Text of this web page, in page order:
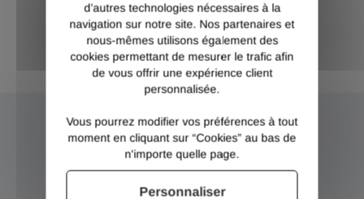
NEWSLETTER
Inscrivez-vous et recevez nos bons plans
d’autres technologies nécessaires à la
navigation sur notre site. Nos partenaires et
nous-mêmes utilisons également des
cookies permettant de mesurer le trafic afin
de vous offrir une expérience client
personnalisée.
Vous pourrez modifier vos préférences à tout
moment en cliquant sur “Cookies” au bas de
n'importe quelle page.
Personnaliser